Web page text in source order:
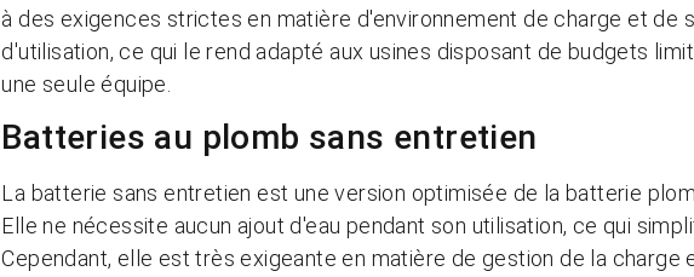
à des exigences strictes en matière d'environnement de charge et de
d'utilisation, ce qui le rend adapté aux usines disposant de budgets
une seule équipe.
Batteries au plomb sans entretien
La batterie sans entretien est une version optimisée de la batterie
Elle ne nécessite aucun ajout d'eau pendant son utilisation, ce qui
Cependant, elle est très exigeante en matière de gestion de la charge